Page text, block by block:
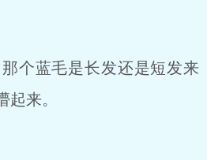
个蓝毛是长发还是短发来
起来。